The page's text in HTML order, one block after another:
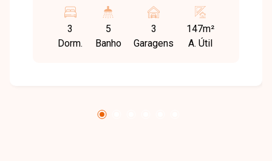
qualidade de vida e fácil acesso a comércios e
serviços. Apartamento com aproximadamente
147 m² de área privativa, composto por sala em
preparação para ar-condicionado e 3 vagas de
3
Dorm.
5
Banho
3
Garagens
147m²
A. Útil